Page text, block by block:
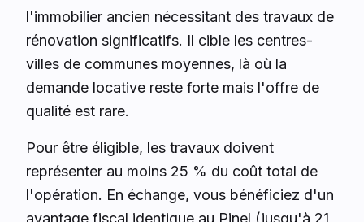
l'immobilier ancien nécessitant des travaux de
rénovation significatifs. Il cible les centres-
villes de communes moyennes, là où la
demande locative reste forte mais l'offre de
qualité est rare.
Pour être éligible, les travaux doivent
représenter au moins 25 % du coût total de
l'opération. En échange, vous bénéficiez d'un
avantage fiscal identique au Pinel (jusqu'à 21